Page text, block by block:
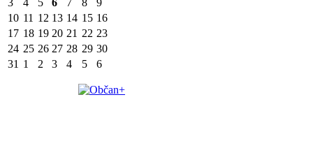
3
4 5 6 7 8
9
10 11 12 13 14 15 16
17 18 19 20 21 22 23
24 25 26 27 28 29 30
31 1 2 3 4 5 6